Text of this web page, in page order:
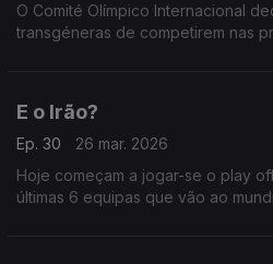
O Comité Olímpico Internacional
transgéneras de competirem nas
E o Irão?
Ep. 30
26 mar. 2026
Hoje começam a jogar-se o play
últimas 6 equipas que vão ao